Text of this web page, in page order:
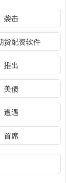
袭击
货配资软件
推出
美债
遭遇
首席